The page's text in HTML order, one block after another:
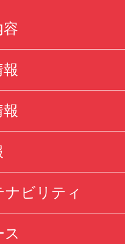
容
ナビリティ
ス